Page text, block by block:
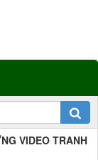
VIDEO TRANH